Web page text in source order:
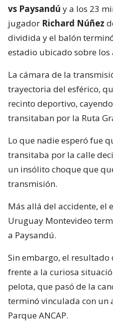
vs Paysandú y a los 23
jugador Richard Núñez
dividida y el balón
estadio ubicado sobre los
La cámara de la
trayectoria del esférico,
recinto deportivo,
transitaban por la Ruta
Lo que nadie esperó fue
transitaba por la calle
un insólito choque que
transmisión.
Más allá del accidente, el
Uruguay Montevideo
a Paysandú.
Sin embargo, el
frente a la curiosa
pelota, que pasó de la
terminó vinculada con un
Parque ANCAP.